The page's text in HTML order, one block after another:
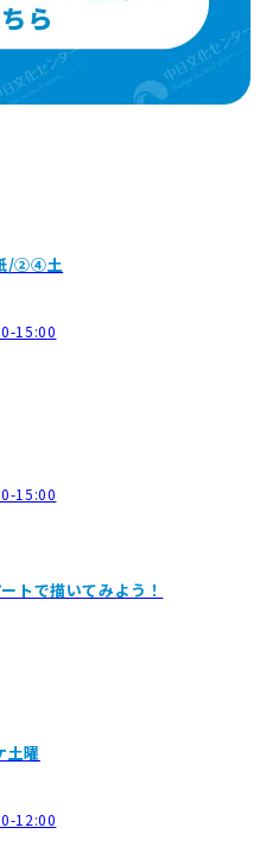
/②④土
15:00
15:00
トで描いてみよう！
土曜
12:00